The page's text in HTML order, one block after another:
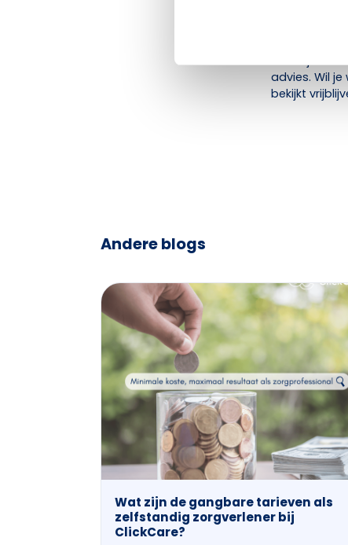
een
ClickCare
sociale
Dankzij
advies. Wil
bekijkt
Andere blogs
Wat zijn de gangbare tarieven als
zelfstandig zorgverlener bij
ClickCare?